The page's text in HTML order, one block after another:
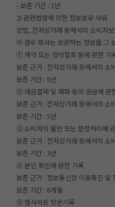
- 보존 기간 : 1년
2) 관련법령에 의한 정보보유 사유
상법, 전자상거래 등에서의 소비자
이 경우 회사는 보관하는 정보를 그
① 계약 또는 청약철회 등에 관한 기
보존 근거 : 전자상거래 등에서의 소
보존 기간 : 5년
② 대금결제 및 재화 등의 공급에 관
보존 근거 : 전자상거래 등에서의 소
보존 기간 : 5년
③ 소비자의 불만 또는 분쟁처리에
보존 근거 : 전자상거래 등에서의 소
보존 기간 : 3년
④ 본인 확인에 관한 기록
보존 근거 : 정보통신망 이용촉진 및
보존 기간 : 6개월
⑤ 웹사이트 방문기록